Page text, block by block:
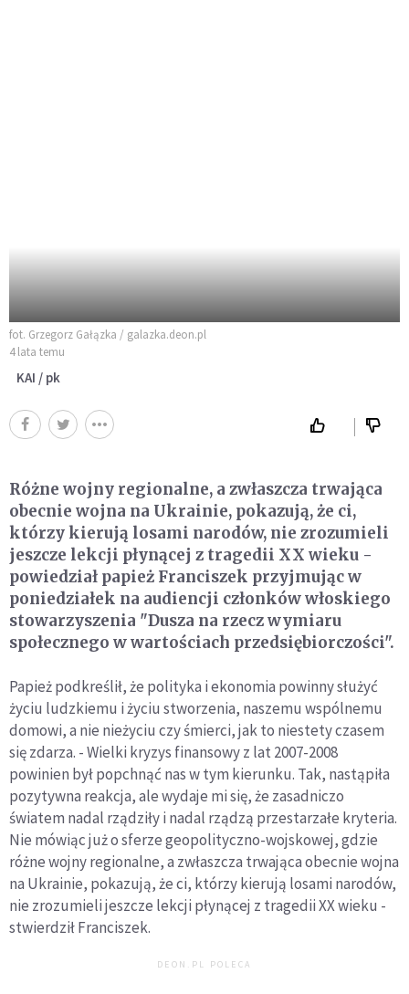
fot. Grzegorz Gałązka / galazka.deon.pl
4 lata temu
KAI / pk
Różne wojny regionalne, a zwłaszcza trwająca
obecnie wojna na Ukrainie, pokazują, że ci,
którzy kierują losami narodów, nie zrozumieli
jeszcze lekcji płynącej z tragedii XX wieku -
powiedział papież Franciszek przyjmując w
poniedziałek na audiencji członków włoskiego
stowarzyszenia "Dusza na rzecz wymiaru
społecznego w wartościach przedsiębiorczości".
Papież podkreślił, że polityka i ekonomia powinny służyć
życiu ludzkiemu i życiu stworzenia, naszemu wspólnemu
domowi, a nie nieżyciu czy śmierci, jak to niestety czasem
się zdarza. - Wielki kryzys finansowy z lat 2007-2008
powinien był popchnąć nas w tym kierunku. Tak, nastąpiła
pozytywna reakcja, ale wydaje mi się, że zasadniczo
światem nadal rządziły i nadal rządzą przestarzałe kryteria.
Nie mówiąc już o sferze geopolityczno-wojskowej, gdzie
różne wojny regionalne, a zwłaszcza trwająca obecnie wojna
na Ukrainie, pokazują, że ci, którzy kierują losami narodów,
nie zrozumieli jeszcze lekcji płynącej z tragedii XX wieku -
stwierdził Franciszek.
DEON.PL POLECA